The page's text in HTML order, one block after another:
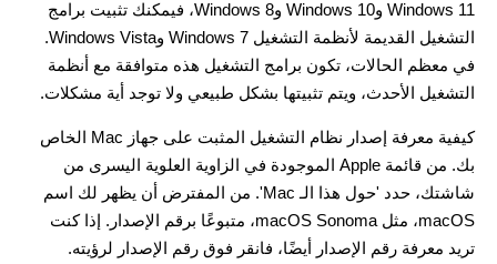
Windows 11 وWindows 10 وWindows 8، فيمكنك تثبيت برامج
التشغيل القديمة لأنظمة التشغيل Windows 7 وWindows Vista.
في معظم الحالات، تكون برامج التشغيل هذه متوافقة مع أنظمة
التشغيل الأحدث، ويتم تثبيتها بشكل طبيعي ولا توجد أية مشكلات.
كيفية معرفة إصدار نظام التشغيل المثبت على جهاز Mac الخاص
بك. من قائمة Apple الموجودة في الزاوية العلوية اليسرى من
شاشتك، حدد 'حول هذا الـ Mac'. من المفترض أن يظهر لك اسم
macOS، مثل macOS Sonoma، متبوعًا برقم الإصدار. إذا كنت
تريد معرفة رقم الإصدار أيضًا، فانقر فوق رقم الإصدار لرؤيته.